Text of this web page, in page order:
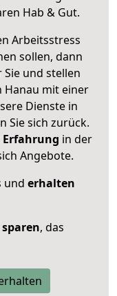
Hab & Gut.
Arbeitsstress
sollen, dann
und stellen
Hanau mit einer
Dienste in
Sie sich zurück.
Erfahrung in der
Angebote.
und erhalten
, das